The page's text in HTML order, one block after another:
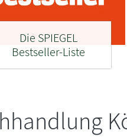
Die SPIEGEL
Bestseller-Liste